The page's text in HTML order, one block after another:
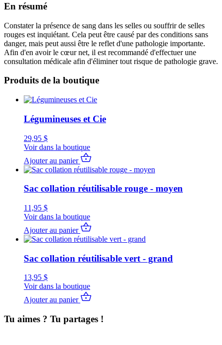
En résumé
Constater la présence de sang dans les selles ou souffrir de selles
rouges est inquiétant. Cela peut être causé par des conditions sans
danger, mais peut aussi être le reflet d'une pathologie importante.
Afin d'en avoir le cœur net, il est recommandé d'effectuer une
consultation médicale afin d'éliminer tout risque de pathologie grave.
Produits de la boutique
Légumineuses et Cie
29,95 $
Voir dans la boutique
Ajouter au panier
Sac collation réutilisable rouge - moyen
11,95 $
Voir dans la boutique
Ajouter au panier
Sac collation réutilisable vert - grand
13,95 $
Voir dans la boutique
Ajouter au panier
Tu aimes ? Tu partages !